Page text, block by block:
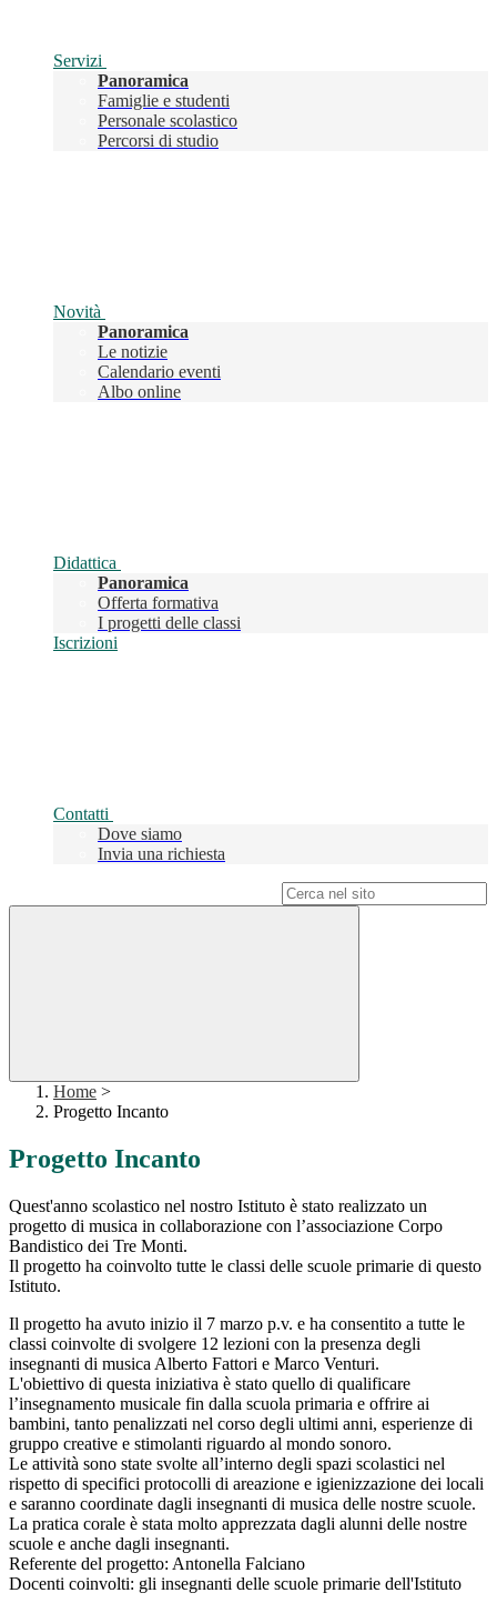
Servizi
Panoramica
Famiglie e studenti
Personale scolastico
Percorsi di studio
Novità
Panoramica
Le notizie
Calendario eventi
Albo online
Didattica
Panoramica
Offerta formativa
I progetti delle classi
Iscrizioni
Contatti
Dove siamo
Invia una richiesta
Home >
Progetto Incanto
Progetto Incanto
Quest'anno scolastico nel nostro Istituto è stato realizzato un
progetto di musica in collaborazione con l’associazione Corpo
Bandistico dei Tre Monti.
Il progetto ha coinvolto tutte le classi delle scuole primarie di questo
Istituto.
Il progetto ha avuto inizio il 7 marzo p.v. e ha consentito a tutte le
classi coinvolte di svolgere 12 lezioni con la presenza degli
insegnanti di musica Alberto Fattori e Marco Venturi.
L'obiettivo di questa iniziativa è stato quello di qualificare
l’insegnamento musicale fin dalla scuola primaria e offrire ai
bambini, tanto penalizzati nel corso degli ultimi anni, esperienze di
gruppo creative e stimolanti riguardo al mondo sonoro.
Le attività sono state svolte all’interno degli spazi scolastici nel
rispetto di specifici protocolli di areazione e igienizzazione dei locali
e saranno coordinate dagli insegnanti di musica delle nostre scuole.
La pratica corale è stata molto apprezzata dagli alunni delle nostre
scuole e anche dagli insegnanti.
Referente del progetto: Antonella Falciano
Docenti coinvolti: gli insegnanti delle scuole primarie dell'Istituto